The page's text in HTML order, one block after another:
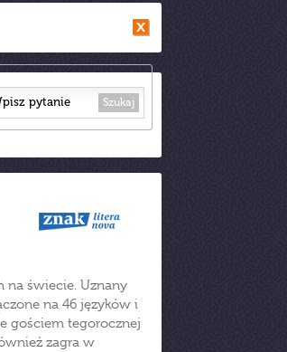
Szukaj
na świecie. Uznany
na 46 języków i
gościem tegorocznej
zagra w